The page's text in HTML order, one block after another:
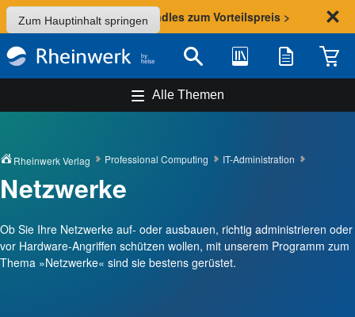
Zum Hauptinhalt springen
Sommer-Aktion: Bundles zum Vorteilspreis >
Suche Bibliothek Merkliste
Alle Themen
Rheinwerk Verlag Professional Computing IT-Administration
Netzwerke
Ob Sie Ihre Netzwerke auf- oder ausbauen, richtig administrieren oder
vor Hardware-Angriffen schützen wollen, mit unserem Programm zum
Thema »Netzwerke« sind sie bestens gerüstet.